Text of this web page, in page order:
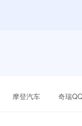
摩登汽车 奇瑞